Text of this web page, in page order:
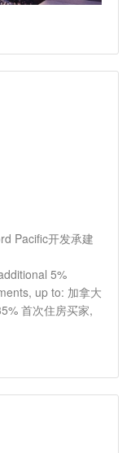
Pacific开发承建
5%
up to: 加拿大
首次住房买家,